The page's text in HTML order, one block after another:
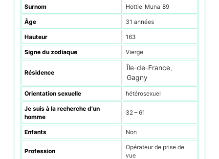
Surnom Hottie_Muna_89
Âge 31 années
Hauteur 163
Signe du zodiaque Vierge
Résidence
Île-de-France ,
Gagny
Orientation sexuelle hétérosexuel
Je suis à la recherche d’un
homme
32 – 61
Enfants Non
Profession
Opérateur de prise de
vue